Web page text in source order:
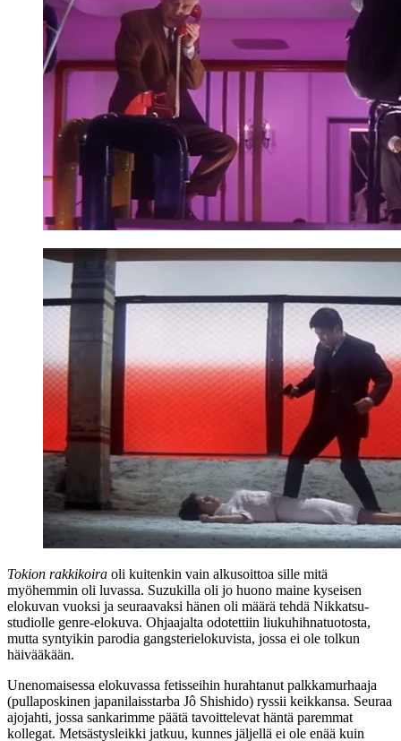
Tokion rakkikoira oli kuitenkin vain alkusoittoa sille mitä
myöhemmin oli luvassa. Suzukilla oli jo huono maine kyseisen
elokuvan vuoksi ja seuraavaksi hänen oli määrä tehdä Nikkatsu-
studiolle genre-elokuva. Ohjaajalta odotettiin liukuhihnatuotosta,
mutta syntyikin parodia gangsterielokuvista, jossa ei ole tolkun
häivääkään.
Unenomaisessa elokuvassa fetisseihin hurahtanut palkkamurhaaja
(pullaposkinen japanilaisstarba Jô Shishido) ryssii keikkansa. Seuraa
ajojahti, jossa sankarimme päätä tavoittelevat häntä paremmat
kollegat. Metsästysleikki jatkuu, kunnes jäljellä ei ole enää kuin